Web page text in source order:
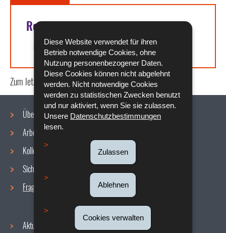
Diese Website verwendet für ihren
Betrieb notwendige Cookies, ohne
Nutzung personenbezogener Daten.
Diese Cookies können nicht abgelehnt
werden. Nicht notwendige Cookies
werden zu statistischen Zwecken benutzt
und nur aktiviert, wenn Sie sie zulassen.
Unsere Datenschutzbestimmungen
lesen.
Zulassen
Ablehnen
Cookies verwalten
Rechtsgrundlagen
Artikel L. 211-4 des Arbeitsgesetzbuchs
Zum letzten Mal aktualisiert am15/07/2020
Navigationsmenü
Über uns
Arbeitsbedingungen
Kollektive Vereinbarungen
Sicherheit/Gesundheit am Arbeitsplatz
Fragen / Antworten
Aktuelles